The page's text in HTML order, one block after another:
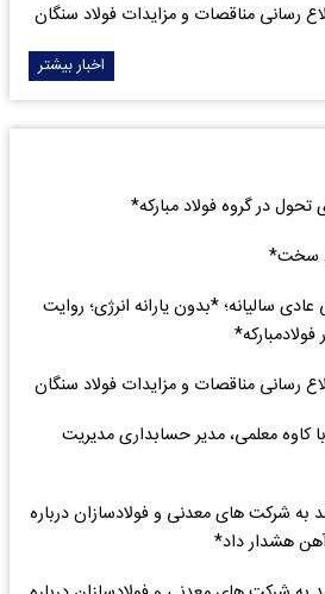
رسانی مناقصات و مزایدات فولاد سنگان
اخبار بیشتر
سخت*
سالیانه؛ *بدون یارانه انرژی؛ روایت
فولادمبارکه*
رسانی مناقصات و مزایدات فولاد سنگان
با کاوه معلمی، مدیر حسابداری مدیریت
به شرکت های معدنی و فولادسازان درباره
هشدار داد*